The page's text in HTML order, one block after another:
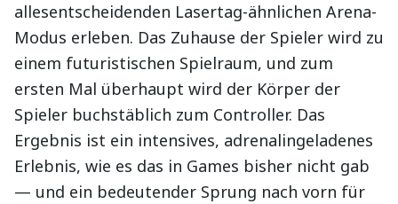
allesentscheidenden Lasertag-ähnlichen Arena-
Modus erleben. Das Zuhause der Spieler wird zu
einem futuristischen Spielraum, und zum
ersten Mal überhaupt wird der Körper der
Spieler buchstäblich zum Controller. Das
Ergebnis ist ein intensives, adrenalingeladenes
Erlebnis, wie es das in Games bisher nicht gab
— und ein bedeutender Sprung nach vorn für